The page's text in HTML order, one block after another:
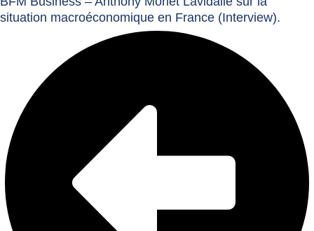
situation macroéconomique en France (Interview).